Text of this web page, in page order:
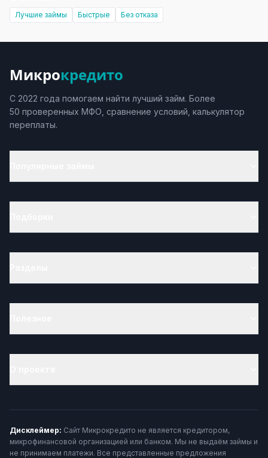
Лучшие займы Быстрые Без отказа
Микрокредито
С 2022 года помогаем найти лучший займ. Более
50 проверенных МФО, сравнение условий, калькулятор
переплаты.
Дисклеймер: Сайт Микрокредито не является кредитором,
микрофинансовой организацией или банком. Мы не выдаём займы и
не принимаем платежи. Все представленные предложения